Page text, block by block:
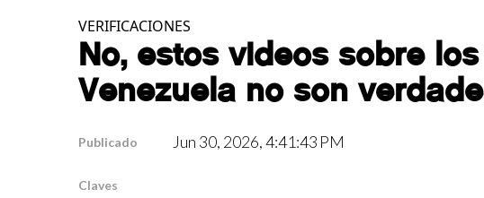
VERIFICACIONES
No, estos videos sobre
Venezuela no son
Publicado Jun 30, 2026, 4:41:43 PM
Claves